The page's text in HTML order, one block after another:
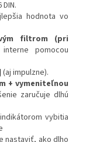
hodnota vo
filtrom (pri
pomocou
(aj impulzne).
+ vymeniteľnou
zaručuje dlhú
vybitia